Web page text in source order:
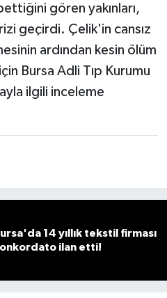
gören yakınları,
geçirdi. Çelik'in cansız
ardından kesin ölüm
Bursa Adli Tıp Kurumu
ilgili inceleme
14 yıllık tekstil firması
ilan etti!